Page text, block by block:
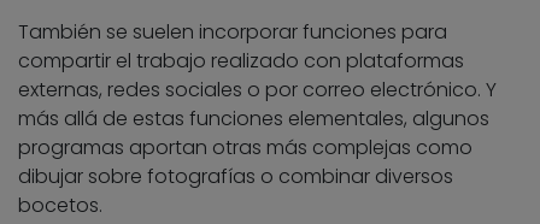
También se suelen incorporar funciones para
compartir el trabajo realizado con plataformas
externas, redes sociales o por correo electrónico. Y
más allá de estas funciones elementales, algunos
programas aportan otras más complejas como
dibujar sobre fotografías o combinar diversos
bocetos.